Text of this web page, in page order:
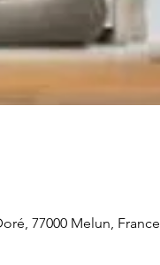
77000 Melun, France